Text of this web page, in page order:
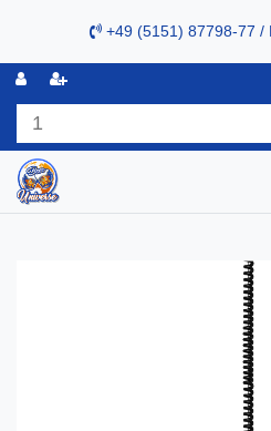
+49 (5151) 87798-77 /